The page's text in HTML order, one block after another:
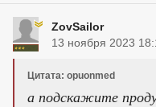
ZovSailor
13 ноября 2023
Цитата: opuonmed
а подскажите